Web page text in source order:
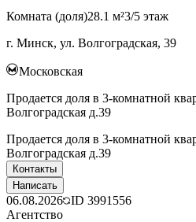
Комната (доля)28.1 м²3/5 этаж
г. Минск, ул. Волгоградская, 39
Московская
Продается доля в 3-комнатной
Волгоградская д.39
Продается доля в 3-комнатной
Волгоградская д.39
Контакты
Написать
06.08.2026 ID 3991556
Агентство